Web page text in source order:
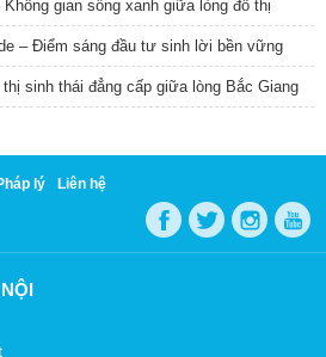
gian sống xanh giữa lòng đô thị
– Điểm sáng đầu tư sinh lời bền vững
sinh thái đẳng cấp giữa lòng Bắc Giang
lý Liên hệ